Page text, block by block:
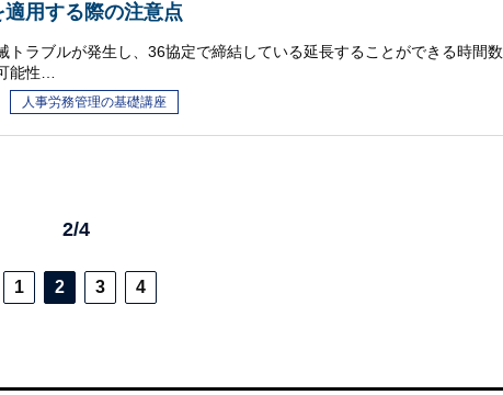
用する際の注意点
トラブルが発生し、36協定で締結している延長することができる時間数
能性…
人事労務管理の基礎講座
2/4
1 2 3 4